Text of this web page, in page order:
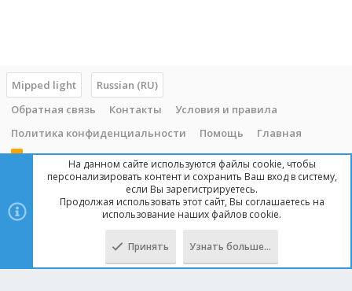
Mipped light
Russian (RU)
Обратная связь
Контакты
Условия и правила
Политика конфиденциальности
Помощь Главная
R
Copyright © 2014 - 2025, mipped.com. Все права защищены. При
копировании материала с сайта, обратная ссылка обязательна!
На данном сайте используются файлы cookie, чтобы
персонализировать контент и сохранить Ваш вход в систему,
если Вы зарегистрируетесь.
Продолжая использовать этот сайт, Вы соглашаетесь на
использование наших файлов cookie.
Принять Узнать больше…